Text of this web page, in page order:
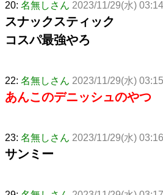
20: 名無しさん 2023/11/29(水)
スナックスティック
コスパ最強やろ
22: 名無しさん 2023/11/29(水)
あんこのデニッシュのやつ
23: 名無しさん 2023/11/29(水)
サンミー